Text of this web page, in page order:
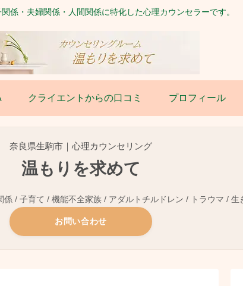
係・夫婦関係・人間関係に特化した心理カウンセラーです。
クライエントからの口コミ プロフィール
奈良県生駒市｜心理カウンセリング
温もりを求めて
/ 子育て / 機能不全家族 / アダルトチルドレン / トラウマ / 生
お問い合わせ